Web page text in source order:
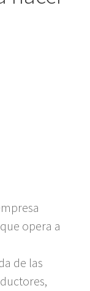
opera a
de las